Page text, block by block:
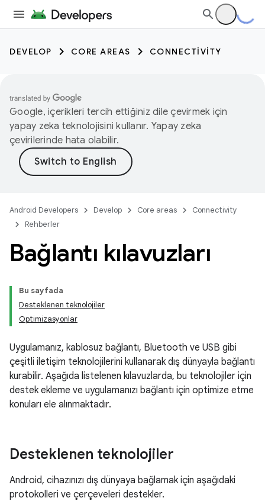
DEVELOP CORE AREAS CONNECTIVITY
Google, içerikleri tercih ettiğiniz dile çevirmek için
yapay zeka teknolojisini kullanır. Yapay zeka
çevirilerinde hata olabilir.
Android Developers Develop Core areas
Connectivity
Rehberler
Bağlantı kılavuzları
Bu sayfada
Desteklenen teknolojiler
Optimizasyonlar
Uygulamanız, kablosuz bağlantı, Bluetooth ve USB gibi
çeşitli iletişim teknolojilerini kullanarak dış dünyayla bağlantı
kurabilir. Aşağıda listelenen kılavuzlarda, bu teknolojiler için
destek ekleme ve uygulamanızı bağlantı için optimize etme
konuları ele alınmaktadır.
Desteklenen teknolojiler
Android, cihazınızı dış dünyaya bağlamak için aşağıdaki
protokolleri ve çerçeveleri destekler.